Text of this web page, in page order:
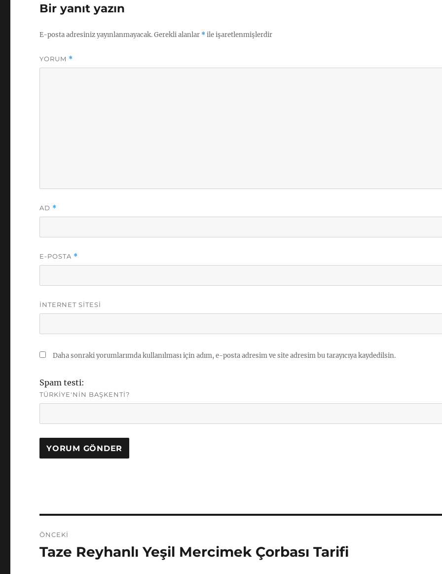
Bir yanıt yazın
E-posta adresiniz yayınlanmayacak.Gerekli alanlar *ile işaretlenmişlerdir
YORUM *
AD *
E-POSTA *
İNTERNET SITESI
Daha sonraki yorumlarımda kullanılması için adım, e-posta adresim ve site adresim bu tarayıcıya kaydedilsin.
Spam testi:
TÜRKIYE'NIN BAŞKENTI?
gezinmesi
ÖNCEKI
Önceki
Taze Reyhanlı Yeşil Mercimek Çorbası Tarifi